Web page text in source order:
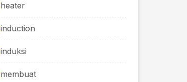
heater
induction
induksi
membuat